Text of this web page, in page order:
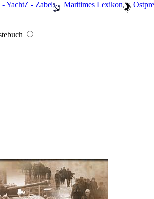
- YachtZ - Zabel ️ Maritimes Lexikon